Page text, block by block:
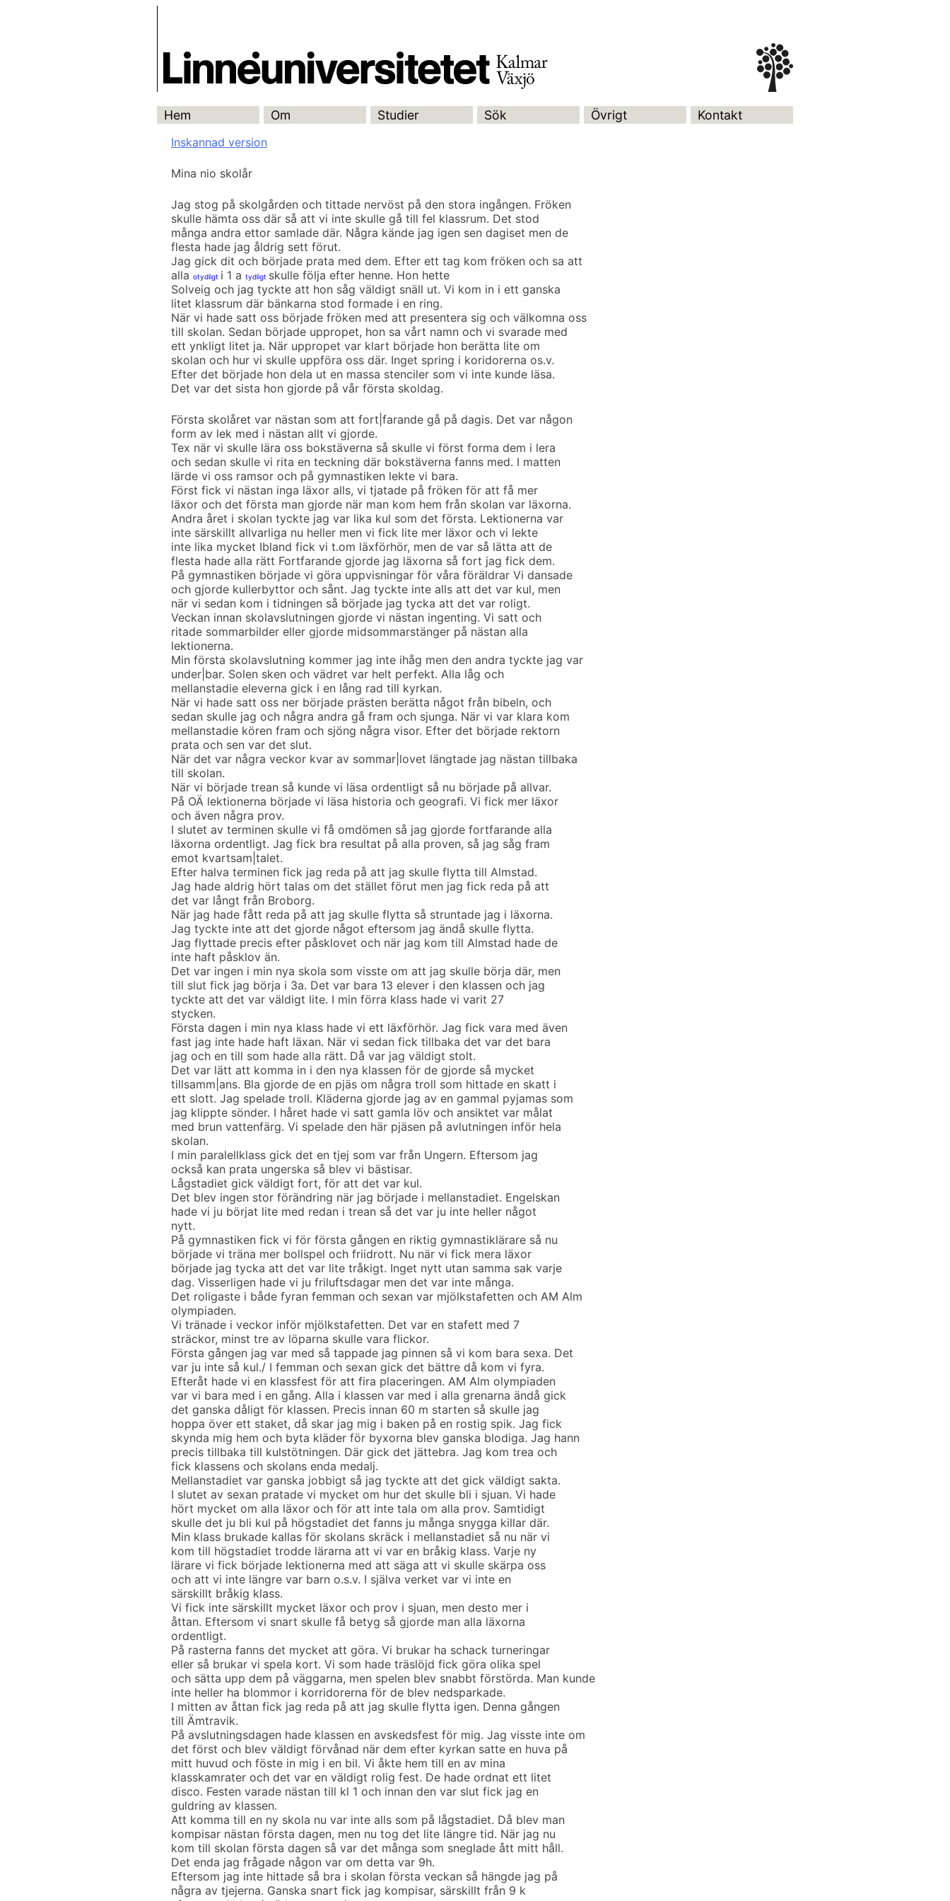
Hem Om Studier Sök Övrigt Kontakt
Inskannad version
Mina nio skolår
Jag stog på skolgården och tittade nervöst på den stora ingången. Fröken
skulle hämta oss där så att vi inte skulle gå till fel klassrum. Det stod
många andra ettor samlade där. Några kände jag igen sen dagiset men de
flesta hade jag åldrig sett förut.
Jag gick dit och började prata med dem. Efter ett tag kom fröken och sa att
alla otydligt i 1 a tydligt skulle följa efter henne. Hon hette
Solveig och jag tyckte att hon såg väldigt snäll ut. Vi kom in i ett ganska
litet klassrum där bänkarna stod formade i en ring.
När vi hade satt oss började fröken med att presentera sig och välkomna oss
till skolan. Sedan började uppropet, hon sa vårt namn och vi svarade med
ett ynkligt litet ja. När uppropet var klart började hon berätta lite om
skolan och hur vi skulle uppföra oss där. Inget spring i koridorerna os.v.
Efter det började hon dela ut en massa stenciler som vi inte kunde läsa.
Det var det sista hon gjorde på vår första skoldag.
Första skolåret var nästan som att fort|farande gå på dagis. Det var någon
form av lek med i nästan allt vi gjorde.
Tex när vi skulle lära oss bokstäverna så skulle vi först forma dem i lera
och sedan skulle vi rita en teckning där bokstäverna fanns med. I matten
lärde vi oss ramsor och på gymnastiken lekte vi bara.
Först fick vi nästan inga läxor alls, vi tjatade på fröken för att få mer
läxor och det första man gjorde när man kom hem från skolan var läxorna.
Andra året i skolan tyckte jag var lika kul som det första. Lektionerna var
inte särskillt allvarliga nu heller men vi fick lite mer läxor och vi lekte
inte lika mycket Ibland fick vi t.om läxförhör, men de var så lätta att de
flesta hade alla rätt Fortfarande gjorde jag läxorna så fort jag fick dem.
På gymnastiken började vi göra uppvisningar för våra föräldrar Vi dansade
och gjorde kullerbyttor och sånt. Jag tyckte inte alls att det var kul, men
när vi sedan kom i tidningen så började jag tycka att det var roligt.
Veckan innan skolavslutningen gjorde vi nästan ingenting. Vi satt och
ritade sommarbilder eller gjorde midsommarstänger på nästan alla
lektionerna.
Min första skolavslutning kommer jag inte ihåg men den andra tyckte jag var
under|bar. Solen sken och vädret var helt perfekt. Alla låg och
mellanstadie eleverna gick i en lång rad till kyrkan.
När vi hade satt oss ner började prästen berätta något från bibeln, och
sedan skulle jag och några andra gå fram och sjunga. När vi var klara kom
mellanstadie kören fram och sjöng några visor. Efter det började rektorn
prata och sen var det slut.
När det var några veckor kvar av sommar|lovet längtade jag nästan tillbaka
till skolan.
När vi började trean så kunde vi läsa ordentligt så nu började på allvar.
På OÄ lektionerna började vi läsa historia och geografi. Vi fick mer läxor
och även några prov.
I slutet av terminen skulle vi få omdömen så jag gjorde fortfarande alla
läxorna ordentligt. Jag fick bra resultat på alla proven, så jag såg fram
emot kvartsam|talet.
Efter halva terminen fick jag reda på att jag skulle flytta till Almstad.
Jag hade aldrig hört talas om det stället förut men jag fick reda på att
det var långt från Broborg.
När jag hade fått reda på att jag skulle flytta så struntade jag i läxorna.
Jag tyckte inte att det gjorde något eftersom jag ändå skulle flytta.
Jag flyttade precis efter påsklovet och när jag kom till Almstad hade de
inte haft påsklov än.
Det var ingen i min nya skola som visste om att jag skulle börja där, men
till slut fick jag börja i 3a. Det var bara 13 elever i den klassen och jag
tyckte att det var väldigt lite. I min förra klass hade vi varit 27
stycken.
Första dagen i min nya klass hade vi ett läxförhör. Jag fick vara med även
fast jag inte hade haft läxan. När vi sedan fick tillbaka det var det bara
jag och en till som hade alla rätt. Då var jag väldigt stolt.
Det var lätt att komma in i den nya klassen för de gjorde så mycket
tillsamm|ans. Bla gjorde de en pjäs om några troll som hittade en skatt i
ett slott. Jag spelade troll. Kläderna gjorde jag av en gammal pyjamas som
jag klippte sönder. I håret hade vi satt gamla löv och ansiktet var målat
med brun vattenfärg. Vi spelade den här pjäsen på avlutningen inför hela
skolan.
I min paralellklass gick det en tjej som var från Ungern. Eftersom jag
också kan prata ungerska så blev vi bästisar.
Lågstadiet gick väldigt fort, för att det var kul.
Det blev ingen stor förändring när jag började i mellanstadiet. Engelskan
hade vi ju börjat lite med redan i trean så det var ju inte heller något
nytt.
På gymnastiken fick vi för första gången en riktig gymnastiklärare så nu
började vi träna mer bollspel och friidrott. Nu när vi fick mera läxor
började jag tycka att det var lite tråkigt. Inget nytt utan samma sak varje
dag. Visserligen hade vi ju friluftsdagar men det var inte många.
Det roligaste i både fyran femman och sexan var mjölkstafetten och AM Alm
olympiaden.
Vi tränade i veckor inför mjölkstafetten. Det var en stafett med 7
sträckor, minst tre av löparna skulle vara flickor.
Första gången jag var med så tappade jag pinnen så vi kom bara sexa. Det
var ju inte så kul./ I femman och sexan gick det bättre då kom vi fyra.
Efteråt hade vi en klassfest för att fira placeringen. AM Alm olympiaden
var vi bara med i en gång. Alla i klassen var med i alla grenarna ändå gick
det ganska dåligt för klassen. Precis innan 60 m starten så skulle jag
hoppa över ett staket, då skar jag mig i baken på en rostig spik. Jag fick
skynda mig hem och byta kläder för byxorna blev ganska blodiga. Jag hann
precis tillbaka till kulstötningen. Där gick det jättebra. Jag kom trea och
fick klassens och skolans enda medalj.
Mellanstadiet var ganska jobbigt så jag tyckte att det gick väldigt sakta.
I slutet av sexan pratade vi mycket om hur det skulle bli i sjuan. Vi hade
hört mycket om alla läxor och för att inte tala om alla prov. Samtidigt
skulle det ju bli kul på högstadiet det fanns ju många snygga killar där.
Min klass brukade kallas för skolans skräck i mellanstadiet så nu när vi
kom till högstadiet trodde lärarna att vi var en bråkig klass. Varje ny
lärare vi fick började lektionerna med att säga att vi skulle skärpa oss
och att vi inte längre var barn o.s.v. I själva verket var vi inte en
särskillt bråkig klass.
Vi fick inte särskillt mycket läxor och prov i sjuan, men desto mer i
åttan. Eftersom vi snart skulle få betyg så gjorde man alla läxorna
ordentligt.
På rasterna fanns det mycket att göra. Vi brukar ha schack turneringar
eller så brukar vi spela kort. Vi som hade träslöjd fick göra olika spel
och sätta upp dem på väggarna, men spelen blev snabbt förstörda. Man kunde
inte heller ha blommor i korridorerna för de blev nedsparkade.
I mitten av åttan fick jag reda på att jag skulle flytta igen. Denna gången
till Ämtravik.
På avslutningsdagen hade klassen en avskedsfest för mig. Jag visste inte om
det först och blev väldigt förvånad när dem efter kyrkan satte en huva på
mitt huvud och föste in mig i en bil. Vi åkte hem till en av mina
klasskamrater och det var en väldigt rolig fest. De hade ordnat ett litet
disco. Festen varade nästan till kl 1 och innan den var slut fick jag en
guldring av klassen.
Att komma till en ny skola nu var inte alls som på lågstadiet. Då blev man
kompisar nästan första dagen, men nu tog det lite längre tid. När jag nu
kom till skolan första dagen så var det många som sneglade ått mitt håll.
Det enda jag frågade någon var om detta var 9h.
Eftersom jag inte hittade så bra i skolan första veckan så hängde jag på
några av tjejerna. Ganska snart fick jag kompisar, särskillt från 9 k